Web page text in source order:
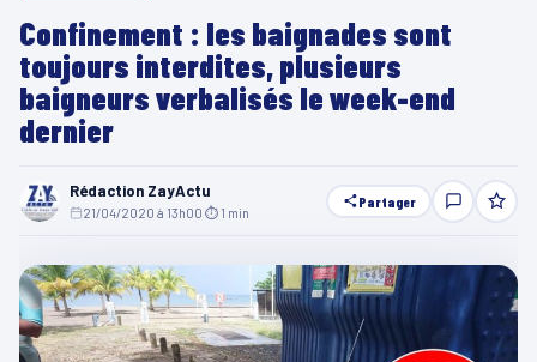
Confinement : les baignades sont
toujours interdites, plusieurs
baigneurs verbalisés le week-end
dernier
Rédaction ZayActu
21/04/2020 à 13h00 ⏱ 1 min
Partager